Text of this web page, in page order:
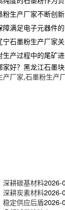
粉生产厂家不断创
满足电子元器件
宁石墨粉生产厂家
产过程中的尾矿
好？黑龙江石墨
产厂家,石墨粉生产
深耕碳基材料2026-
深耕炭素材料2026-
稳定供应后盾2026-